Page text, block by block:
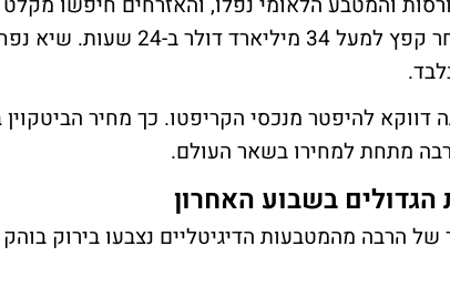
הדיגיטליים, ונפח המסחר קפץ
דווקא להיפטר מנכסי הקריפטו. כך מחיר
בשבוע האחרון
הרבה מהמטבעות הדיגיטליים נצבעו בירוק